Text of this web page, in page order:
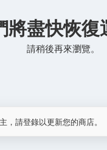
將盡快恢復
請稍後再來瀏覽。
，請登錄以更新您的商店。